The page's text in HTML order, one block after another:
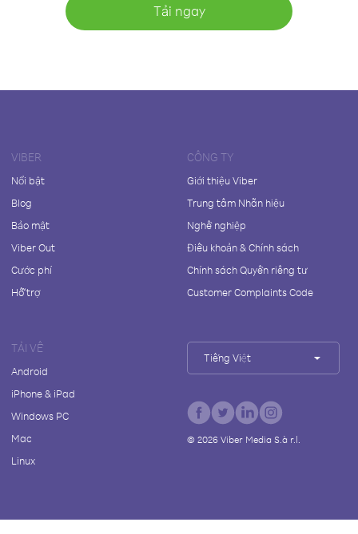
Tải ngay
VIBER
Nổi bật
Blog
Bảo mật
Viber Out
Cước phí
Hỗ trợ
CÔNG TY
Giới thiệu Viber
Trung tâm Nhãn hiệu
Nghề nghiệp
Điều khoản & Chính sách
Chính sách Quyền riêng tư
Customer Complaints Code
TẢI VỀ
Android
iPhone & iPad
Windows PC
Mac
Linux
Tiếng Việt
© 2026Viber Media S.à r.l.